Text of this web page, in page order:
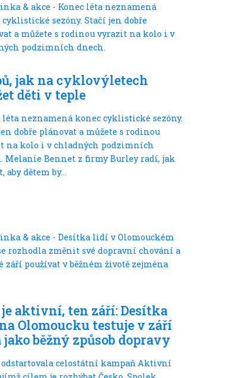
jak na cyklovýletech
děti v teple
léta neznamená konec cyklistické sezóny.
dobře plánovat a můžete s rodinou
na kolo i v chladných podzimních
Melanie Bennet z firmy Burley radí, jak
aby dětem by...
je aktivní, ten září: Desítka
Olomoucku testuje v září
jako běžný způsob dopravy
odstartovala celostátní kampaň Aktivní